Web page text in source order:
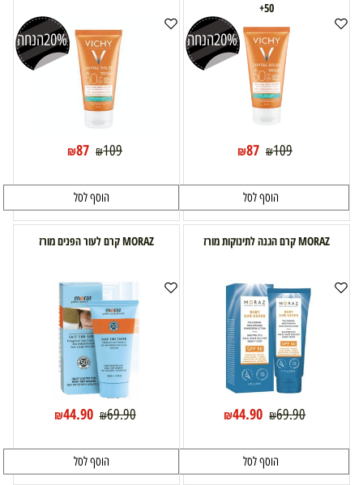
50+
20%הנחה
₪109
₪87
הוסף לסל
20%הנחה
₪109
₪87
הוסף לסל
MORAZ קרם הגנה לתינוקות מורז
₪69.90
₪44.90
הוסף לסל
MORAZ קרם לעור הפנים מורז
₪69.90
₪44.90
הוסף לסל